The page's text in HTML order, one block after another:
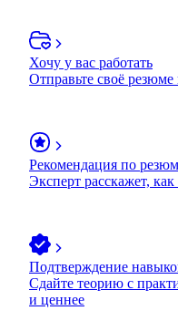
Хочу у вас работать
Отправьте своё
Рекомендация по
Эксперт расскажет,
Подтверждение
Сдайте теорию с
и ценнее